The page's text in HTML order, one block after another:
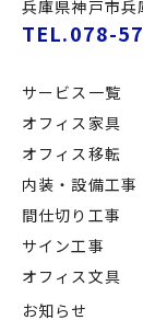
兵庫県神戸市
TEL.078-
サービス一覧
オフィス家具
オフィス移転
内装・設備工事
間仕切り工事
サイン工事
オフィス文具
お知らせ